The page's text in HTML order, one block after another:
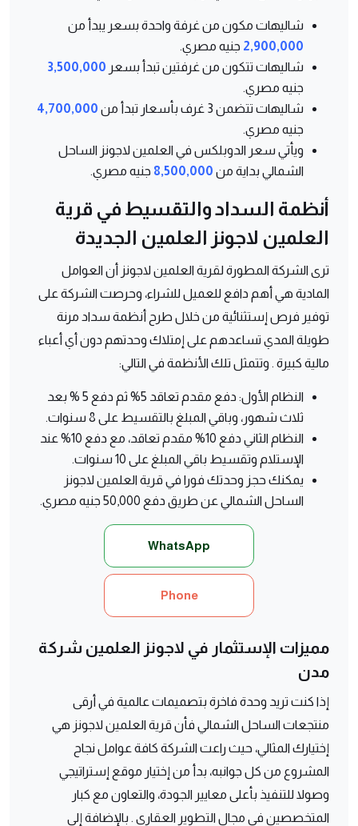
شاليهات مكون من غرفة واحدة بسعر يبدأ من
2,900,000 جنيه مصري.
شاليهات تتكون من غرفتين تبدأ بسعر 3,500,000
جنيه مصري.
شاليهات تتضمن 3 غرف بأسعار تبدأ من
4,700,000
جنيه مصري.
ويأتي سعر الدوبلكس في العلمين لاجونز الساحل
الشمالي بداية من 8,500,000 جنيه مصري.
أنظمة السداد والتقسيط في قرية
العلمين لاجونز العلمين الجديدة
ترى الشركة المطورة لقرية العلمين لاجونز أن العوامل
المادية هي أهم دافع للعميل للشراء، وحرصت الشركة على
توفير فرص إستثنائية من خلال طرح أنظمة سداد مرنة
طويلة المدي تساعدهم على إمتلاك وحدتهم دون أي أعباء
مالية كبيرة . وتتمثل تلك الأنظمة في التالي:
النظام الأول: دفع مقدم تعاقد 5% ثم دفع 5 % بعد
ثلاث شهور، وباقي المبلغ بالتقسيط على 8 سنوات.
النظام الثاني دفع 10% مقدم تعاقد، مع دفع 10% عند
الإستلام وتقسيط باقي المبلغ على 10 سنوات.
يمكنك حجز وحدتك فورا في قرية العلمين لاجونز
الساحل الشمالي عن طريق دفع 50,000 جنيه مصري.
WhatsApp
Phone
مميزات الإستثمار في لاجونز العلمين شركة
مدن
إذا كنت تريد وحدة فاخرة بتصميمات عالمية في أرقى
منتجعات الساحل الشمالي فأن قرية العلمين لاجونز هي
إختيارك المثالي، حيث راعت الشركة كافة عوامل نجاح
المشروع من كل جوانبه، بدأ من إختيار موقع إستراتيجي
وصولا للتنفيذ بأعلى معايير الجودة، والتعاون مع كبار
المتخصصين في مجال التطوير العقاري . بالإضافة إلى